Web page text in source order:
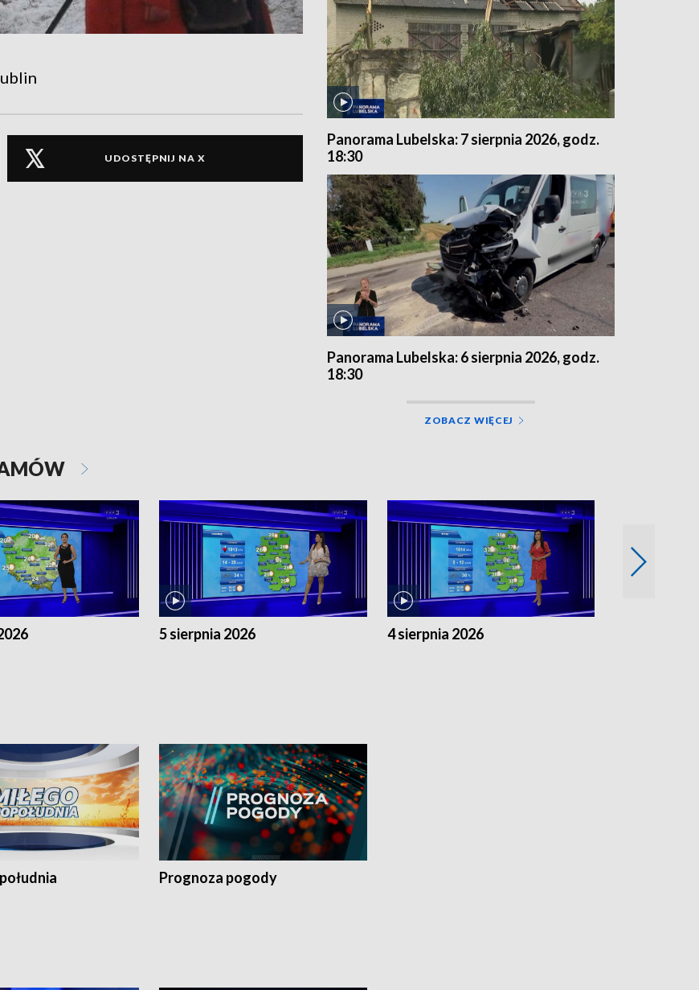
UDOSTĘPNIJ NA X
Panorama Lubelska: 7 sierpnia 2026, godz.
18:30
Panorama Lubelska: 6 sierpnia 2026, godz.
18:30
ZOBACZ WIĘCEJ
5 sierpnia 2026 4 sierpnia 2026
Prognoza pogody